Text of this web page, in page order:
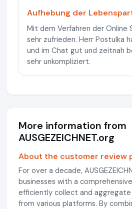
Aufhebung der
Mit dem Verfahren der Online
sehr zufrieden. Herr Postulka
und im Chat gut und zeitnah
sehr unkompliziert.
More information from
AUSGEZEICHNET.org
About the customer review
For over a decade,
businesses with a
efficiently collect and
from various platforms. By